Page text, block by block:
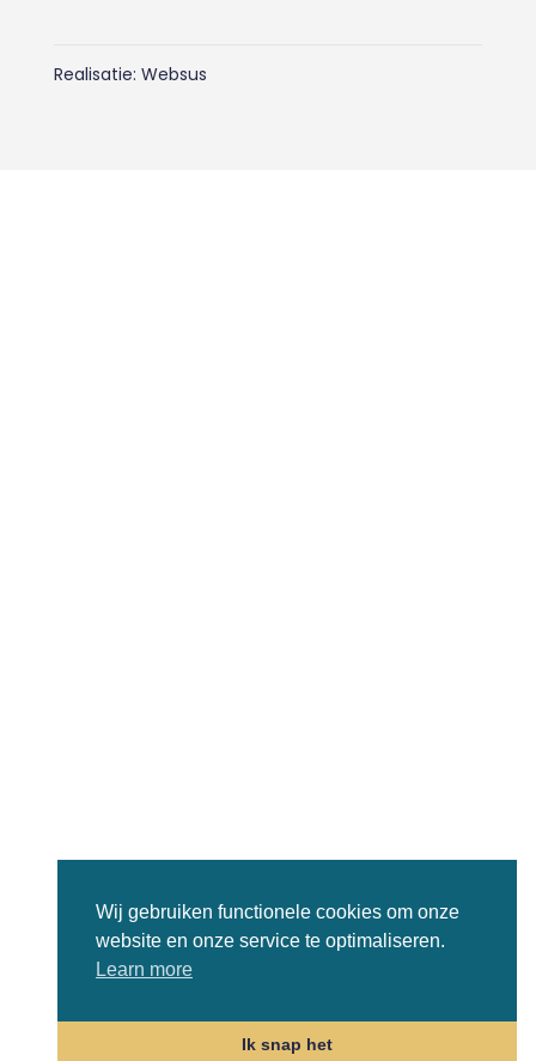
Realisatie: Websus
Wij gebruiken functionele cookies om onze
website en onze service te optimaliseren.
Learn more
Ik snap het